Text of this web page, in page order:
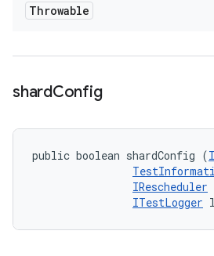
Throwable
shardConfig
public boolean shardConfig (
IRescheduler
ITestLogger